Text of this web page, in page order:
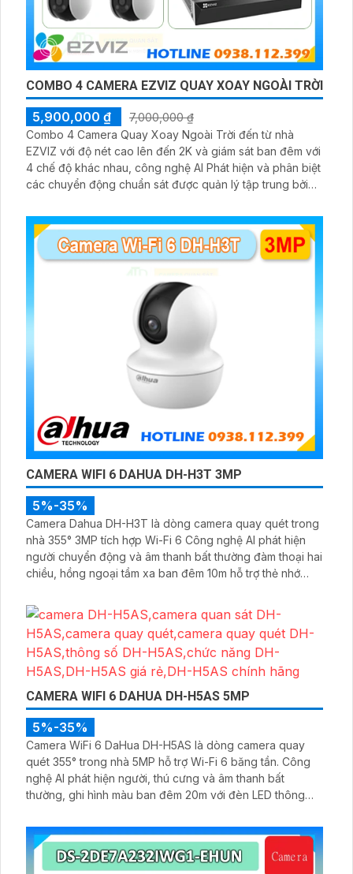
COMBO 4 CAMERA EZVIZ QUAY XOAY NGOÀI TRỜI
5,900,000 ₫
7,000,000 ₫
Combo 4 Camera Quay Xoay Ngoài Trời đến từ nhà
EZVIZ với độ nét cao lên đến 2K và giám sát ban đêm với
4 chế độ khác nhau, công nghệ AI Phát hiện và phân biệt
các chuyển động chuẩn sát được quản lý tập trung bởi
CAMERA WIFI 6 DAHUA DH-H3T 3MP
5%-35%
Camera Dahua DH-H3T là dòng camera quay quét trong
nhà 355° 3MP tích hợp Wi-Fi 6 Công nghệ AI phát hiện
người chuyển động và âm thanh bất thường đàm thoại hai
chiều, hồng ngoại tầm xa ban đêm 10m hỗ trợ thẻ nhớ
DMSS
CAMERA WIFI 6 DAHUA DH-H5AS 5MP
5%-35%
Camera WiFi 6 DaHua DH-H5AS là dòng camera quay
quét 355° trong nhà 5MP hỗ trợ Wi-Fi 6 băng tần. Công
nghệ AI phát hiện người, thú cưng và âm thanh bất
thường, ghi hình màu ban đêm 20m với đèn LED thông
dụng DMSS,